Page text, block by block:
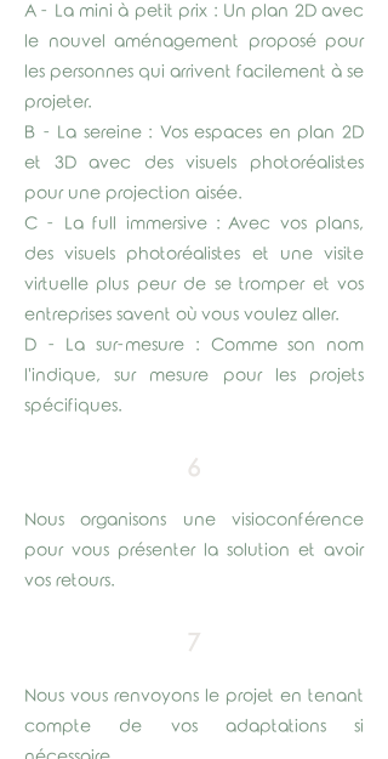
A - La mini à petit prix : Un plan 2D avec
le nouvel aménagement proposé pour
les personnes qui arrivent facilement à se
projeter.
B - La sereine : Vos espaces en plan 2D
et 3D avec des visuels photoréalistes
pour une projection aisée.
C - La full immersive : Avec vos plans,
des visuels photoréalistes et une visite
virtuelle plus peur de se tromper et vos
entreprises savent où vous voulez aller.
D - La sur-mesure : Comme son nom
l'indique, sur mesure pour les projets
spécifiques.
6
Nous organisons une visioconférence
pour vous présenter la solution et avoir
vos retours.
7
Nous vous renvoyons le projet en tenant
compte de vos adaptations si